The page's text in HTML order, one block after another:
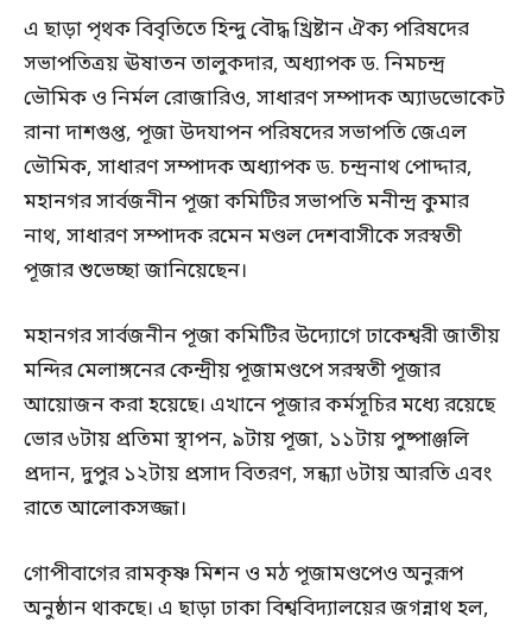
এ ছাড়া পৃথক বিবৃতিতে হিন্দু বৌদ্ধ খ্রিষ্টান ঐক্য পরিষদের
সভাপতিত্রয় ঊষাতন তালুকদার, অধ্যাপক ড. নিমচন্দ্র
ভৌমিক ও নির্মল রোজারিও, সাধারণ সম্পাদক অ্যাডভোকেট
রানা দাশগুপ্ত, পূজা উদযাপন পরিষদের সভাপতি জেএল
ভৌমিক, সাধারণ সম্পাদক অধ্যাপক ড. চন্দ্রনাথ পোদ্দার,
মহানগর সার্বজনীন পূজা কমিটির সভাপতি মনীন্দ্র কুমার
নাথ, সাধারণ সম্পাদক রমেন মণ্ডল দেশবাসীকে সরস্বতী
পূজার শুভেচ্ছা জানিয়েছেন।
মহানগর সার্বজনীন পূজা কমিটির উদ্যোগে ঢাকেশ্বরী জাতীয়
মন্দির মেলাঙ্গনের কেন্দ্রীয় পূজামণ্ডপে সরস্বতী পূজার
আয়োজন করা হয়েছে। এখানে পূজার কর্মসূচির মধ্যে রয়েছে
ভোর ৬টায় প্রতিমা স্থাপন, ৯টায় পূজা, ১১টায় পুষ্পাঞ্জলি
প্রদান, দুপুর ১২টায় প্রসাদ বিতরণ, সন্ধ্যা ৬টায় আরতি এবং
রাতে আলোকসজ্জা।
গোপীবাগের রামকৃষ্ণ মিশন ও মঠ পূজামণ্ডপেও অনুরূপ
অনুষ্ঠান থাকছে। এ ছাড়া ঢাকা বিশ্ববিদ্যালয়ের জগন্নাথ হল,